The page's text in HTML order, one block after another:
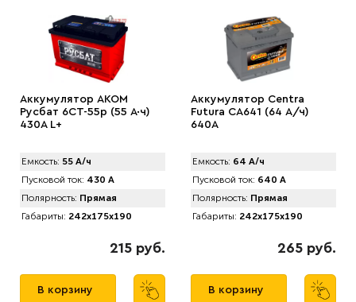
Аккумулятор AKOM
Русбат 6СТ-55р (55 А·ч)
430A L+
Емкость: 55 А/ч
Пусковой ток: 430 А
Полярность: Прямая
Габариты: 242x175x190
215 руб.
В корзину
Аккумулятор Centra
Futura CA641 (64 А/ч)
640A
Емкость: 64 А/ч
Пусковой ток: 640 А
Полярность: Прямая
Габариты: 242x175x190
265 руб.
В корзину